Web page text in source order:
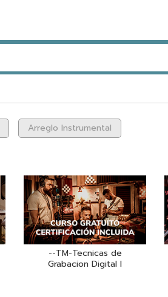
Arreglo Instrumental
--TM-Tecnicas de
Grabacion Digital I